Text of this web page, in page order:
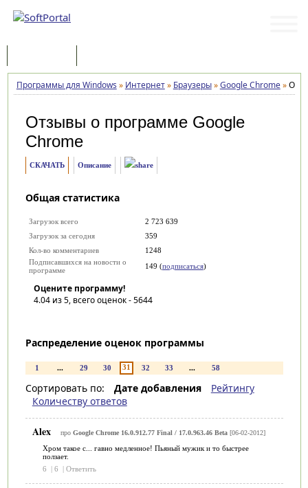
Программы для Windows » Интернет» Браузеры»Google Chrome»
Отзывы о программе Google
Chrome
СКАЧАТЬ Описание
Общая статистика
Загрузок всего
2 723 639
Загрузок за сегодня
359
Кол-во комментариев
1248
Подписавшихся на новости о
программе
149 (подписаться)
Оцените программу!
4.04из 5, всего оценок -5644
Распределение оценок программы
1 ... 29 30 31 32 33 ... 58
Сортировать по: Дате добавления
Рейтингу
Количеству ответов
Alex про Google Chrome 16.0.912.77 Final / 17.0.963.46 Beta[06-02-2012]
Хром такое с... гавно медленное! Пьяный мужик и то быстрее
ползает.
6
| 6 | Ответить